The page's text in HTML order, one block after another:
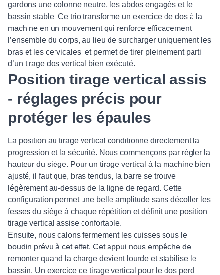
gardons une colonne neutre, les abdos engagés et le
bassin stable. Ce trio transforme un exercice de dos à la
machine en un mouvement qui renforce efficacement
l’ensemble du corps, au lieu de surcharger uniquement les
bras et les cervicales, et permet de tirer pleinement parti
d’un tirage dos vertical bien exécuté.
Position tirage vertical assis
- réglages précis pour
protéger les épaules
La position au tirage vertical conditionne directement la
progression et la sécurité. Nous commençons par régler la
hauteur du siège. Pour un tirage vertical à la machine bien
ajusté, il faut que, bras tendus, la barre se trouve
légèrement au-dessus de la ligne de regard. Cette
configuration permet une belle amplitude sans décoller les
fesses du siège à chaque répétition et définit une position
tirage vertical assise confortable.
Ensuite, nous calons fermement les cuisses sous le
boudin prévu à cet effet. Cet appui nous empêche de
remonter quand la charge devient lourde et stabilise le
bassin. Un exercice de tirage vertical pour le dos perd